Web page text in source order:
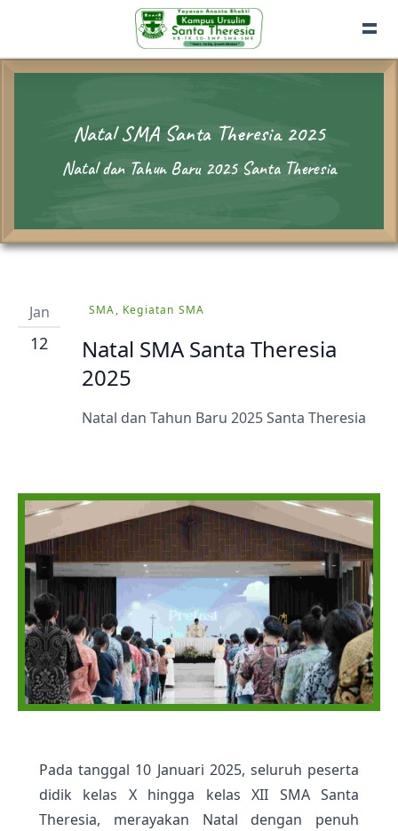
Natal SMA Santa Theresia 2025
Natal dan Tahun Baru 2025 Santa Theresia
Jan
12
SMA, Kegiatan SMA
Natal SMA Santa Theresia
2025
Natal dan Tahun Baru 2025 Santa Theresia
Pada tanggal 10 Januari 2025, seluruh peserta
didik kelas X hingga kelas XII SMA Santa
Theresia, merayakan Natal dengan penuh